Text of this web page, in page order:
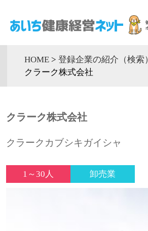
HOME > 登録企業の紹介（検索）
クラーク株式会社
クラーク株式会社
クラークカブシキガイシャ
1～30人 卸売業